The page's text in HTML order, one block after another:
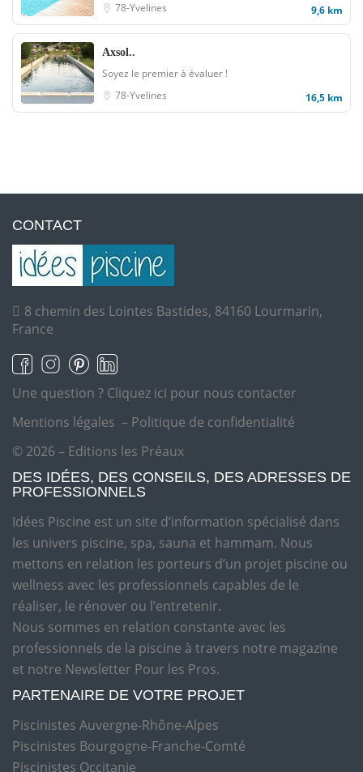
78-Yvelines
9,6 km
Axsol..
Soyez le premier à évaluer !
78-Yvelines
16,5 km
CONTACT
8 chemin des Lointes Bastides, 84160 Lourmarin,
France
Une question ? Cliquez ici pour nous contacter
Mentions légales – Politique de confidentialité
© 2026 – Editions les Préaux
DES IDÉES, DES CONSEILS, DES ADRESSES DE
PROFESSIONNELS
Idées Piscine est un site d’information spécialisé dans
les univers piscine, spa, sauna et hammam. Nous
mettons en relation les porteurs d’un projet piscine ou
wellness avec les professionnels capables de le
réaliser, le rénover ou l’entretenir.
Nous sommes en relation constante avec les
professionnels de la piscine à travers notre magazine
et notre Newsletter Pour les Pros.
PARTENAIRE DE VOTRE PROJET
Piscinistes Auvergne-Rhône-Alpes
Piscinistes Bourgogne-Franche-Comté
Piscinistes Occitanie